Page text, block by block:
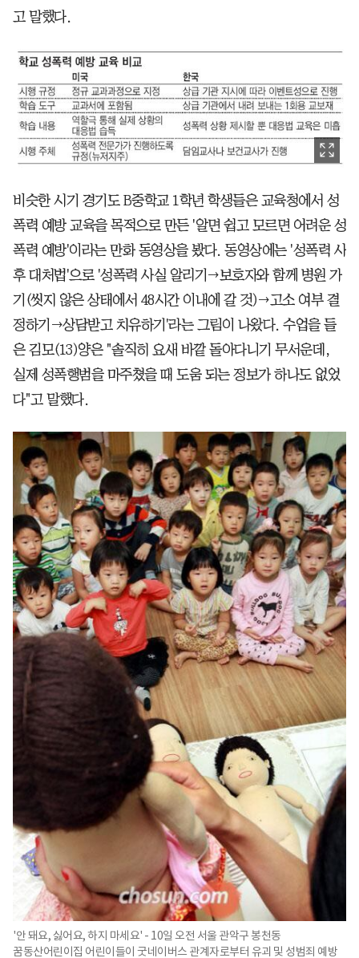
고 말했다.
비슷한 시기 경기도 B중학교 1학년 학생들은 교육청에서 성
폭력 예방 교육을 목적으로 만든 '알면 쉽고 모르면 어려운 성
폭력 예방'이라는 만화 동영상을 봤다. 동영상에는 '성폭력 사
후 대처법'으로 '성폭력 사실 알리기→보호자와 함께 병원 가
기(씻지 않은 상태에서 48시간 이내에 갈 것)→고소 여부 결
정하기→상담받고 치유하기'라는 그림이 나왔다. 수업을 들
은 김모(13)양은 "솔직히 요새 바깥 돌아다니기 무서운데,
실제 성폭행범을 마주쳤을 때 도움 되는 정보가 하나도 없었
다"고 말했다.
'안 돼요, 싫어요, 하지 마세요' - 10일 오전 서울 관악구 봉천동
꿈동산어린이집 어린이들이 굿네이버스 관계자로부터 유괴 및 성범죄 예방